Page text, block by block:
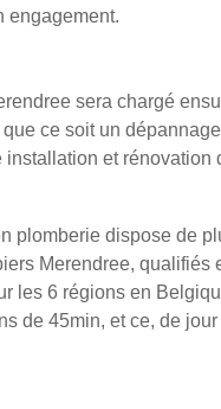
engagement.
sera chargé
ce soit un
installation et rénovation
plomberie dispose de
Merendree, qualifiés
les 6 régions en
de 45min, et ce, de